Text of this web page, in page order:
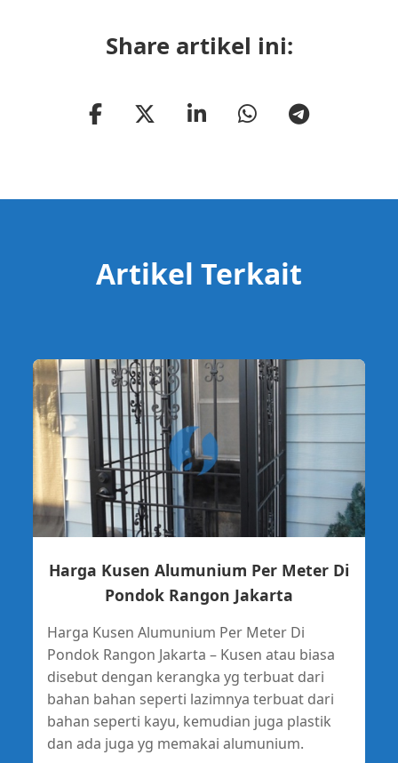
Share artikel ini:
Artikel Terkait
Harga Kusen Alumunium Per Meter Di
Pondok Rangon Jakarta
Harga Kusen Alumunium Per Meter Di
Pondok Rangon Jakarta – Kusen atau biasa
disebut dengan kerangka yg terbuat dari
bahan bahan seperti lazimnya terbuat dari
bahan seperti kayu, kemudian juga plastik
dan ada juga yg memakai alumunium.